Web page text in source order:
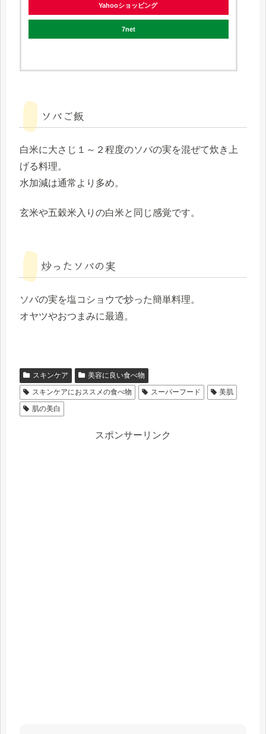
Yahooショッピング
7net
ソバご飯
白米に大さじ１～２程度のソバの実を混ぜて炊き上
げる料理。
水加減は通常より多め。
玄米や五穀米入りの白米と同じ感覚です。
炒ったソバの実
ソバの実を塩コショウで炒った簡単料理。
オヤツやおつまみに最適。
スキンケア
美容に良い食べ物
スキンケアにおススメの食べ物
スーパーフード
美肌
肌の美白
スポンサーリンク